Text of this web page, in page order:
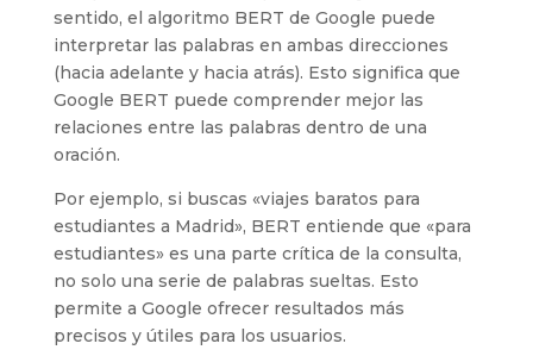
sentido, el algoritmo BERT de Google puede
interpretar las palabras en ambas direcciones
(hacia adelante y hacia atrás). Esto significa que
Google BERT puede comprender mejor las
relaciones entre las palabras dentro de una
oración.
Por ejemplo, si buscas «viajes baratos para
estudiantes a Madrid», BERT entiende que «para
estudiantes» es una parte crítica de la consulta,
no solo una serie de palabras sueltas. Esto
permite a Google ofrecer resultados más
precisos y útiles para los usuarios.